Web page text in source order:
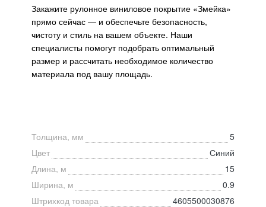
Закажите рулонное виниловое покрытие «Змейка»
прямо сейчас — и обеспечьте безопасность,
чистоту и стиль на вашем объекте. Наши
специалисты помогут подобрать оптимальный
размер и рассчитать необходимое количество
материала под вашу площадь.
Толщина, мм
5
Цвет
Синий
Длина, м
15
Ширина, м
0.9
Штрихкод товара
4605500030876